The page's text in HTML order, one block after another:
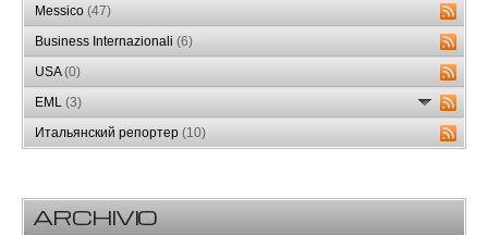
Messico (47)
Business Internazionali (6)
USA(0)
EML (3)
Итальянский репортер (10)
ARCHIVIO